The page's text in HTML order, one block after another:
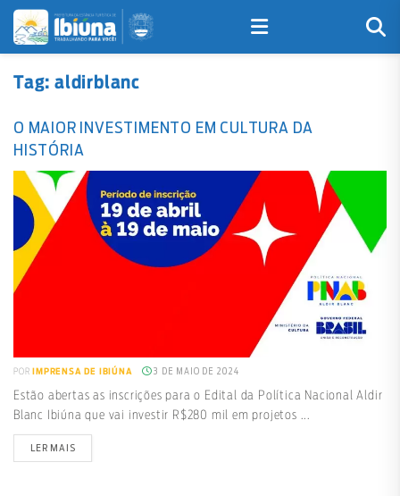
Tag: aldirblanc
O MAIOR INVESTIMENTO EM CULTURA DA
HISTÓRIA
POR IMPRENSA DE IBIÚNA 3 DE MAIO DE 2024
Estão abertas as inscrições para o Edital da Política Nacional Aldir
Blanc Ibiúna que vai investir R$280 mil em projetos ...
LER MAIS